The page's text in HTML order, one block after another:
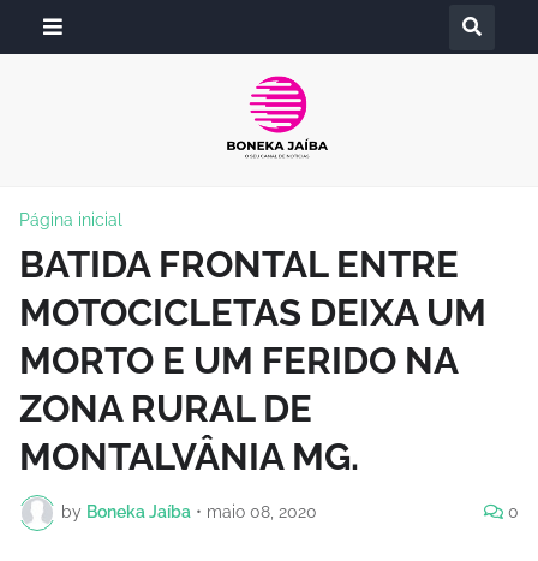
Página inicial
BATIDA FRONTAL ENTRE
MOTOCICLETAS DEIXA UM
MORTO E UM FERIDO NA
ZONA RURAL DE
MONTALVÂNIA MG.
by Boneka Jaíba • maio 08, 2020 0